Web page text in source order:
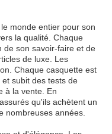
monde entier pour son
la qualité. Chaque
de son savoir-faire et de
de luxe. Les
Chaque casquette est
subit des tests de
à la vente. En
qu'ils achètent un
nombreuses années.